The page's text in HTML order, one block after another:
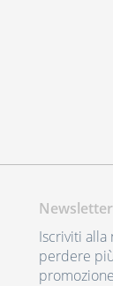
Newsletter
Iscriviti alla
perdere